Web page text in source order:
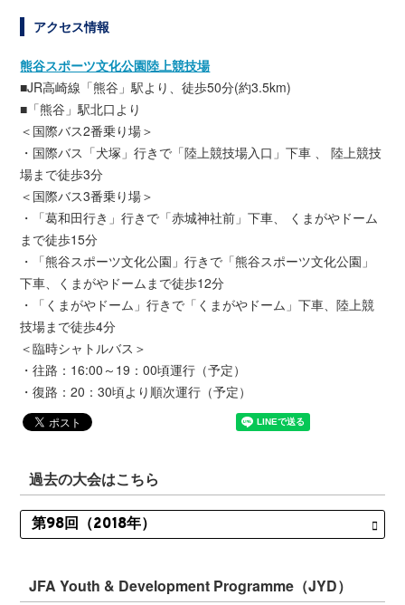
アクセス情報
熊谷スポーツ文化公園陸上競技場
■JR高崎線「熊谷」駅より、徒歩50分(約3.5km)
■「熊谷」駅北口より
＜国際バス2番乗り場＞
・国際バス「犬塚」行きで「陸上競技場入口」下車 、 陸上競技
場まで徒歩3分
＜国際バス3番乗り場＞
・「葛和田行き」行きで「赤城神社前」下車、 くまがやドーム
まで徒歩15分
・「熊谷スポーツ文化公園」行きで「熊谷スポーツ文化公園」
下車、くまがやドームまで徒歩12分
・「くまがやドーム」行きで「くまがやドーム」下車、陸上競
技場まで徒歩4分
＜臨時シャトルバス＞
・往路：16:00～19：00頃運行（予定）
・復路：20：30頃より順次運行（予定）
過去の大会はこちら
JFA Youth & Development Programme（JYD）